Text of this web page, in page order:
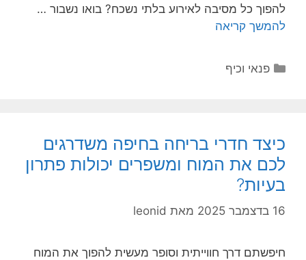
להפוך כל מסיבה לאירוע בלתי נשכח? בואו נשבור …
להמשך קריאה
קטגוריות
פנאי וכיף
כיצד חדרי בריחה בחיפה משדרגים
לכם את המוח ומשפרים יכולות פתרון
בעיות?
16 בדצמבר 2025 מאת leonid
חיפשתם דרך חווייתית וסופר מעשית להפוך את המוח